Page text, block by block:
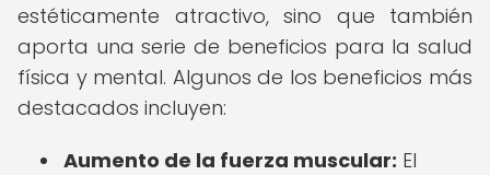
estéticamente atractivo, sino que también
aporta una serie de beneficios para la salud
física y mental. Algunos de los beneficios más
destacados incluyen:
Aumento de la fuerza muscular: El